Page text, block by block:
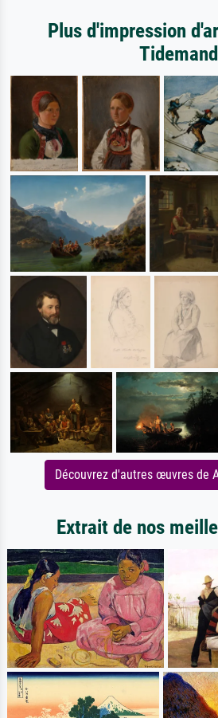
Plus d'impression
Tidemand
Découvrez d'autres œuvres de
Extrait de nos